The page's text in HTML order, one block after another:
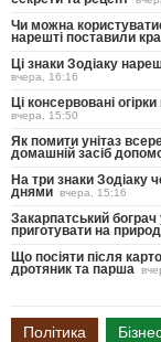
Чи можна
нарешті поставили
Ці знаки Зодіаку
вчера, 16:16
Ці консервовані
вчера, 15:50
Як помити унітаз
домашній засіб
На три знаки Зодіаку
днями вчера, 15:16
Закарпатський бограч
приготувати на
Що посіяти після
дротяник та парша
Політика